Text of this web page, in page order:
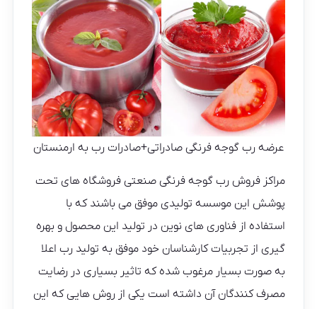
عرضه رب گوجه فرنگی صادراتی+صادرات رب به ارمنستان
مراکز فروش رب گوجه فرنگی صنعتی فروشگاه های تحت
پوشش این موسسه تولیدی موفق می باشند که با
استفاده از فناوری های نوین در تولید این محصول و بهره
گیری از تجربیات کارشناسان خود موفق به تولید رب اعلا
به صورت بسیار مرغوب شده که تاثیر بسیاری در رضایت
مصرف کنندگان آن داشته است یکی از روش هایی که این